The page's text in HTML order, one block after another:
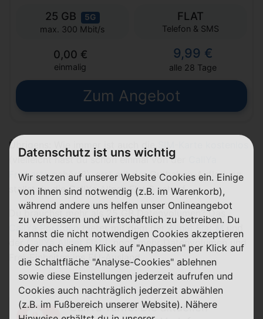
25 GB 5G
max. 300 Mbit/s
FLAT
Telefon & SMS
0,00 €
einmalig
9,99 €
alle 28 Tage
Zum Angebot
Übrigens: Wie immer ist auch die
SIM-Karte kostenlos
(vielleicht hast du schon einmal von der
Freikartegehört?), erst mit der Guthaben-Aufladung
stellst du die CallYa Allnet-Flat S scharf.
Du brauchst mehr als 25 GB Datenvolumen? Das
CallYa Portfolio bietet mit dem der Allnet Flat M
CallYa Allnet Flat L noch mehr Datenvolumen und
Frei-Einheiten ins EU-Ausland.
CallYa Tarife: Die aktuellen
Datenschutz ist uns wichtig
Wir setzen auf unserer Website Cookies ein. Einige
von ihnen sind notwendig (z.B. im Warenkorb),
während andere uns helfen unser Onlineangebot
zu verbessern und wirtschaftlich zu betreiben. Du
kannst die nicht notwendigen Cookies akzeptieren
oder nach einem Klick auf "Anpassen" per Klick auf
die Schaltfläche "Analyse-Cookies" ablehnen
sowie diese Einstellungen jederzeit aufrufen und
Cookies auch nachträglich jederzeit abwählen
(z.B. im Fußbereich unserer Website). Nähere